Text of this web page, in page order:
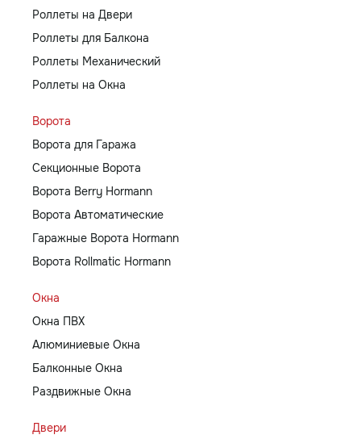
Роллеты на Двери
Роллеты для Балкона
Роллеты Механический
Роллеты на Окна
Ворота
Ворота для Гаража
Секционные Ворота
Ворота Berry Hormann
Ворота Автоматические
Гаражные Ворота Hormann
Ворота Rollmatic Hormann
Окна
Окна ПВХ
Алюминиевые Окна
Балконные Окна
Раздвижные Окна
Двери